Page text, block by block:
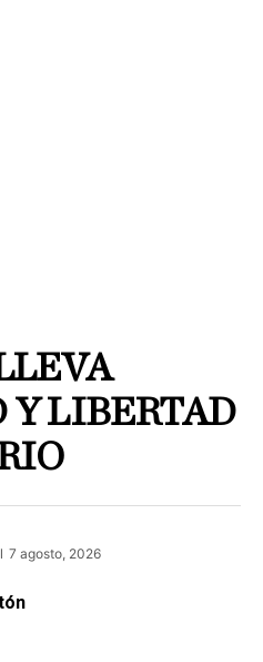
LIBERTAD
7 agosto, 2026